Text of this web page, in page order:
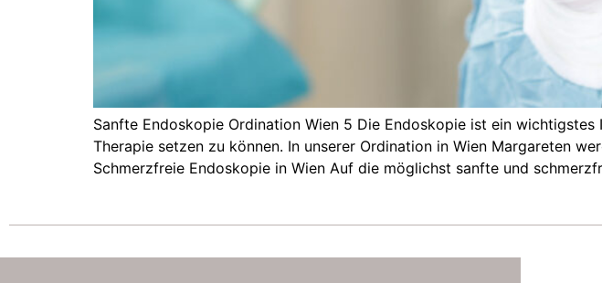
Sanfte Endoskopie Ordination Wien 5 Die Endoskopie ist ein
Therapie setzen zu können. In unserer Ordination in Wien Margareten
Schmerzfreie Endoskopie in Wien Auf die möglichst sanfte und